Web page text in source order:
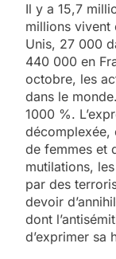
Il y a 15,7
millions vivent
Unis, 27 000
440 000 en
octobre, les
dans le
1000 %.
décomplexée,
de femmes et
mutilations,
par des
devoir
dont
d’exprimer sa